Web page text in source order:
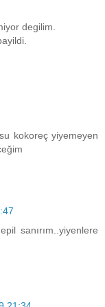
degilim.
kokoreç yiyemeyen
sanırım..yiyenlere